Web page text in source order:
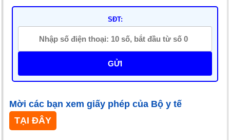
SĐT:
GỬI
Mời các bạn xem giấy phép của Bộ y tế
TẠI ĐÂY